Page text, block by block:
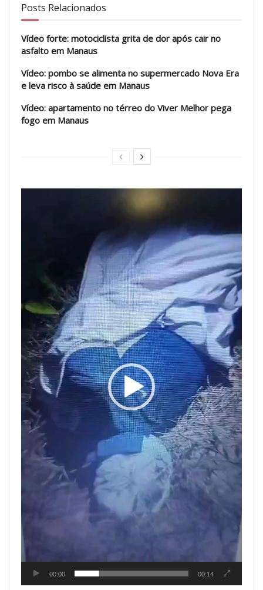
Posts Relacionados
Vídeo forte: motociclista grita de dor após cair no
asfalto em Manaus
Vídeo: pombo se alimenta no supermercado Nova Era
e leva risco à saúde em Manaus
Vídeo: apartamento no térreo do Viver Melhor pega
fogo em Manaus
00:00 00:14